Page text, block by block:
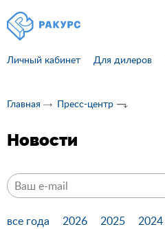
Личный кабинет Для дилеров
Главная Пресс-центр
Новости
все года 2026 2025 2024